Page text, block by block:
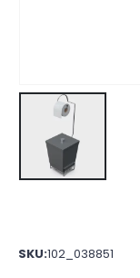
SKU:102_038851